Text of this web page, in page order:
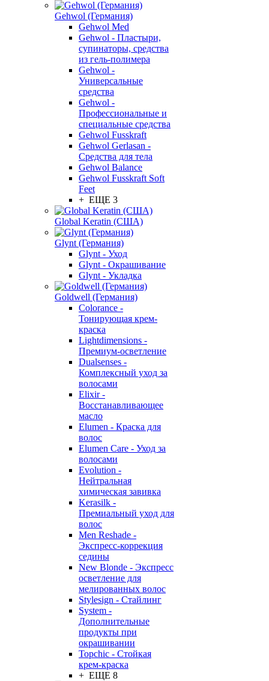
Gehwol (Германия)
Gehwol Med
Gehwol - Пластыри,
супинаторы, средства
из гель-полимера
Gehwol -
Универсальные
средства
Gehwol -
Профессиональные и
специальные средства
Gehwol Fusskraft
Gehwol Gerlasan -
Средства для тела
Gehwol Balance
Gehwol Fusskraft Soft
Feet
+ ЕЩЕ 3
Global Keratin (США)
Glynt (Германия)
Glynt - Уход
Glynt - Окрашивание
Glynt - Укладка
Goldwell (Германия)
Colorance -
Тонирующая крем-
краска
Lightdimensions -
Премиум-осветление
Dualsenses -
Комплексный уход за
волосами
Elixir -
Восстанавливающее
масло
Elumen - Краска для
волос
Elumen Care - Уход за
волосами
Evolution -
Нейтральная
химическая завивка
Kerasilk -
Премиальный уход для
волос
Men Reshade -
Экспресс-коррекция
седины
New Blonde - Экспресс
осветление для
мелированных волос
Stylesign - Стайлинг
System -
Дополнительные
продукты при
окрашивании
Topchic - Стойкая
крем-краска
+ ЕЩЕ 8